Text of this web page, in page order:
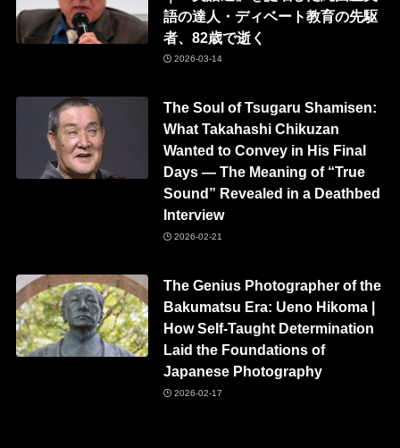
語の達人・ディベート教育の先駆
者、82歳で逝く
2026-03-14
The Soul of Tsugaru Shamisen:
What Takahashi Chikuzan
Wanted to Convey in His Final
Days — The Meaning of “True
Sound” Revealed in a Deathbed
Interview
2026-02-21
The Genius Photographer of the
Bakumatsu Era: Ueno Hikoma |
How Self-Taught Determination
Laid the Foundations of
Japanese Photography
2026-02-17